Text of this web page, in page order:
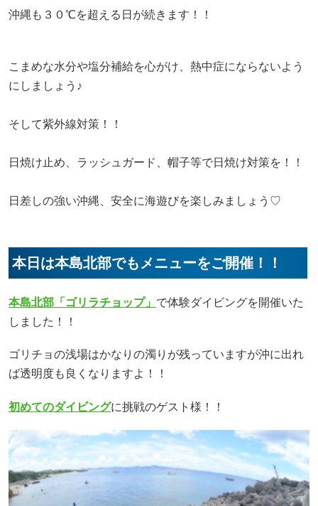
沖縄も３０℃を超える日が続きます！！
こまめな水分や塩分補給を心がけ、熱中症にならないよう
にしましょう♪
そして紫外線対策！！
日焼け止め、ラッシュガード、帽子等で日焼け対策を！！
日差しの強い沖縄、安全に海遊びを楽しみましょう♡
本日は本島北部でもメニューをご開催！！
本島北部「ゴリラチョップ」 で体験ダイビングを開催いた
しました！！
ゴリチョの浅場はかなりの濁りが残っていますが沖に出れ
ば透明度も良くなりますよ！！
初めてのダイビングに挑戦のゲスト様！！